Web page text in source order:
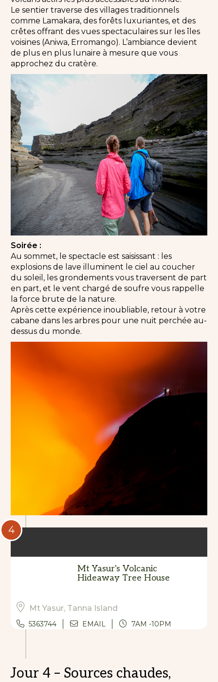
Le sentier traverse des villages traditionnels
comme Lamakara, des forêts luxuriantes, et des
crêtes offrant des vues spectaculaires sur les îles
voisines (Aniwa, Erromango). L’ambiance devient
de plus en plus lunaire à mesure que vous
approchez du cratère.
Soirée :
Au sommet, le spectacle est saisissant : les
explosions de lave illuminent le ciel au coucher
du soleil, les grondements vous traversent de part
en part, et le vent chargé de soufre vous rappelle
la force brute de la nature.
Après cette expérience inoubliable, retour à votre
cabane dans les arbres pour une nuit perchée au-
dessus du monde.
4
Mt Yasur's Volcanic
Hideaway Tree House
Mt Yasur, Tanna Island
5363744 EMAIL 7AM -10PM
Jour 4 – Sources chaudes,